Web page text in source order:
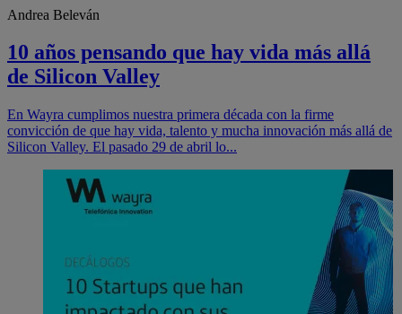
Andrea Beleván
10 años pensando que hay vida más allá
de Silicon Valley
En Wayra cumplimos nuestra primera década con la firme
convicción de que hay vida, talento y mucha innovación más allá de
Silicon Valley. El pasado 29 de abril lo...